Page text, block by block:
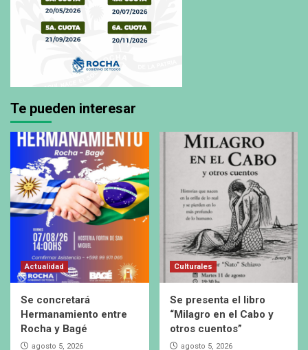
Te pueden interesar
Actualidad
Se concretará
Hermanamiento entre
Rocha y Bagé
agosto 5, 2026
Culturales
Se presenta el libro
“Milagro en el Cabo y
otros cuentos”
agosto 5, 2026